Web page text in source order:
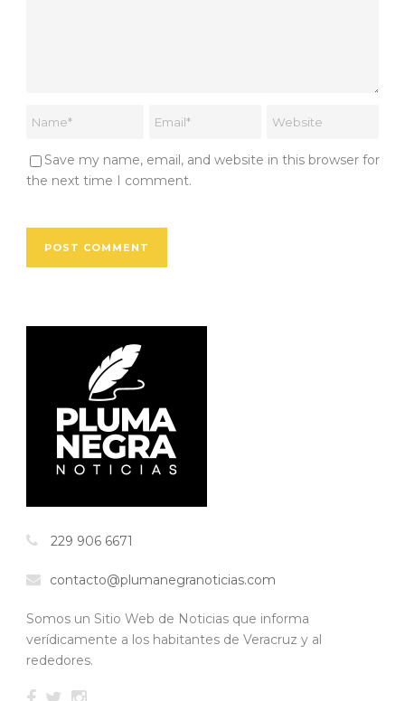
Save my name, email, and website in this browser for
the next time I comment.
229 906 6671
contacto@plumanegranoticias.com
Somos un Sitio Web de Noticias que informa
verídicamente a los habitantes de Veracruz y al
rededores.